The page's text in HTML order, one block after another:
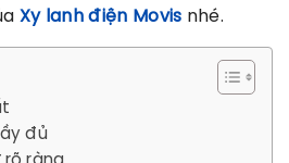
Xy lanh điện Movis nhé.
đủ